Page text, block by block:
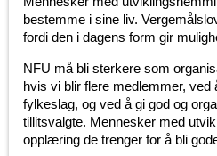
bestemme i sine liv.
fordi den i dagens form gir
NFU må bli sterkere som
hvis vi blir flere medlemmer, ved
fylkeslag, og ved å gi god og
tillitsvalgte. Mennesker med
opplæring de trenger for å bli